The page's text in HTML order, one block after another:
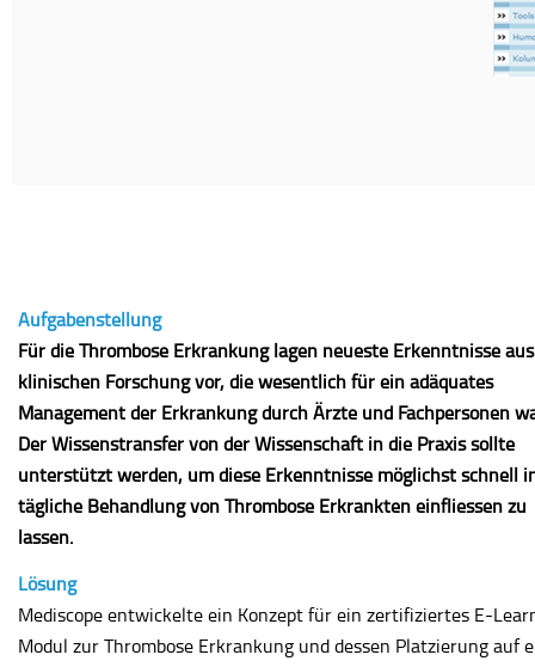
Aufgabenstellung
Für die Thrombose Erkrankung lagen neueste Erkenntnisse
klinischen Forschung vor, die wesentlich für ein adäquates
Management der Erkrankung durch Ärzte und Fachpersonen
Der Wissenstransfer von der Wissenschaft in die Praxis sollte
unterstützt werden, um diese Erkenntnisse möglichst schnell
tägliche Behandlung von Thrombose Erkrankten einfliessen zu
lassen.
Lösung
Mediscope entwickelte ein Konzept für ein zertifiziertes E-
Modul zur Thrombose Erkrankung und dessen Platzierung auf